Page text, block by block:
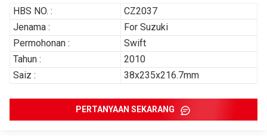
HBS NO. :
CZ2037
Jenama :
For Suzuki
Permohonan :
Swift
Tahun :
2010
Saiz :
38x235x216.7mm
PERTANYAAN SEKARANG